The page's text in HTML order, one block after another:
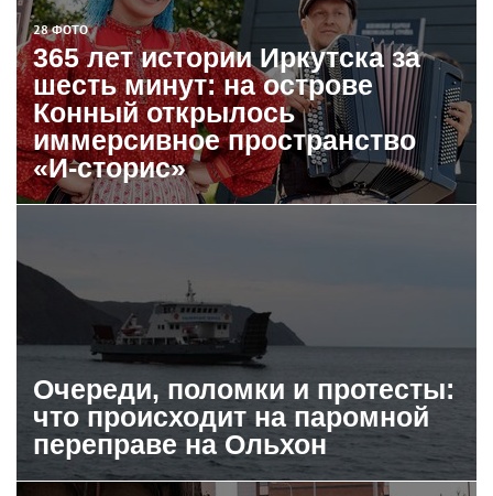
28 ФОТО
365 лет истории Иркутска за
шесть минут: на острове
Конный открылось
иммерсивное пространство
«И-сторис»
Очереди, поломки и протесты:
что происходит на паромной
переправе на Ольхон